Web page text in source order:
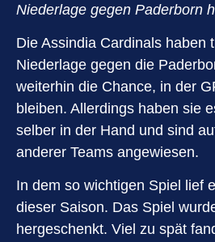
Niederlage gegen Paderborn
Die Assindia Cardinals haben
Niederlage gegen die
weiterhin die Chance, in der
bleiben. Allerdings haben sie
selber in der Hand und sind
anderer Teams angewiesen.
In dem so wichtigen Spiel lief
dieser Saison. Das Spiel
hergeschenkt. Viel zu spät